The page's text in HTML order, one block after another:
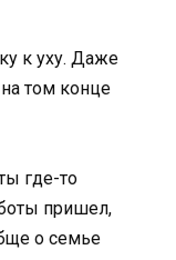
к уху. Даже
том конце
где-то
пришел,
о семье